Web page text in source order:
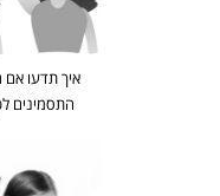
איך תדעו אם
התסמינים